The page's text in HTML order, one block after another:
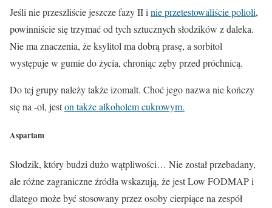
Jeśli nie przeszliście jeszcze fazy II i nie przetestowaliście polioli,
powinniście się trzymać od tych sztucznych słodzików z daleka.
Nie ma znaczenia, że ksylitol ma dobrą prasę, a sorbitol
występuje w gumie do życia, chroniąc zęby przed próchnicą.
Do tej grupy należy także izomalt. Choć jego nazwa nie kończy
się na -ol, jeston także alkoholem cukrowym.
Aspartam
Słodzik, który budzi dużo wątpliwości… Nie został przebadany,
ale różne zagraniczne źródła wskazują, że jestLow FODMAPi
dlatego może być stosowany przez osoby cierpiące na zespół